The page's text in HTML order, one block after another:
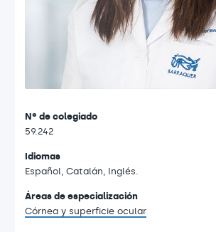
Nº de colegiado
59.242
Idiomas
Español, Catalán, Inglés.
Áreas de especialización
Córnea y superficie ocular